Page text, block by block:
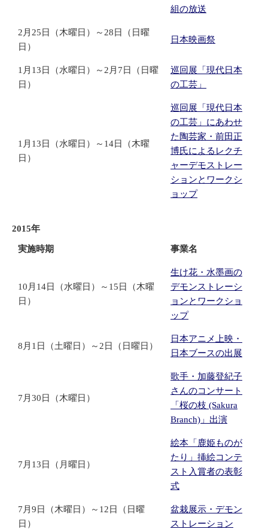
組の放送
2月25日（木曜日）～28日（日曜
日）
日本映画祭
1月13日（水曜日）～2月7日（日曜
日）
巡回展「現代日本
の工芸」
1月13日（水曜日）～14日（木曜
日）
巡回展「現代日本
の工芸」にあわせ
た陶芸家・前田正
博氏によるレクチ
ャーデモストレー
ションとワークシ
ョップ
2015年
実施時期 事業名
10月14日（水曜日）～15日（木曜
日）
生け花・水墨画の
デモンストレーシ
ョンとワークショ
ップ
8月1日（土曜日）～2日（日曜日）
日本アニメ上映・
日本ブースの出展
7月30日（木曜日）
歌手・加藤登紀子
さんのコンサート
「桜の枝 (Sakura
Branch)」出演
7月13日（月曜日）
絵本「鹿姫ものが
たり」挿絵コンテ
スト入賞者の表彰
式
7月9日（木曜日）～12日（日曜
日）
盆栽展示・デモン
ストレーション